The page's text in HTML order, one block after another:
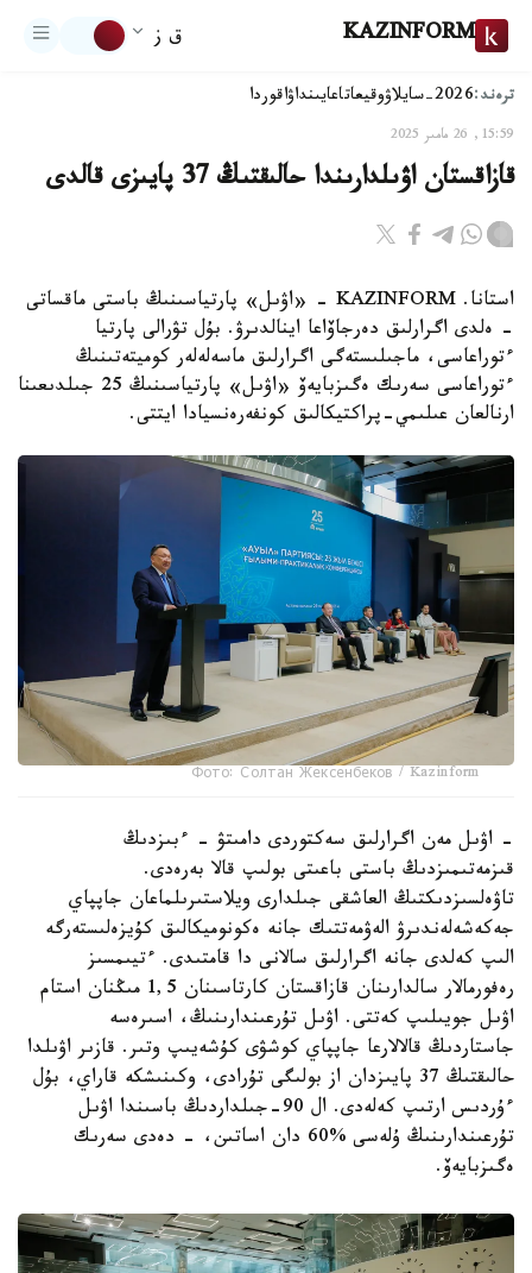
KAZINFORM ق ز
ترەند:2026-سايلاۋ وقيعاتاعايىنداۋاقوردا
15:59, 26 مامىر 2025
قازاقستان اۋىلدارىندا حالىقتىڭ 37 پايىزى قالدى
استانا. KAZINFORM - «اۋىل» پارتياسىنىڭ باستى ماقساتى
- ەلدى اگرارلىق دەرجاۆاعا اينالدىرۋ. بۇل تۋرالى پارتيا
ءتوراعاسى، ماجىلىستەگى اگرارلىق ماسەلەلەر كوميتەتىنىڭ
ءتوراعاسى سەرىك ەگىزبايەۆ «اۋىل» پارتياسىنىڭ 25 جىلدىعىنا
ارنالعان عىلىمي-پراكتيكالىق كونفەرەنسيادا ايتتى.
Фото: Солтан Жексенбеков / Kazinform
- اۋىل مەن اگرارلىق سەكتوردى دامىتۋ - ءبىزدىڭ
قىزمەتىمىزدىڭ باستى باعىتى بولىپ قالا بەرەدى.
تاۋەلسىزدىكتىڭ العاشقى جىلدارى ويلاستىرىلماعان جاپپاي
جەكەشەلەندىرۋ الەۋمەتتىك جانە ەكونوميكالىق كۇيزەلىستەرگە
الىپ كەلدى جانە اگرارلىق سالانى دا قامتىدى. ءتيىمسىز
رەفورمالار سالدارىنان قازاقستان كارتاسىنان 1,5 مىڭنان استام
اۋىل جويىلىپ كەتتى. اۋىل تۇرعىندارىنىڭ، اسىرەسە
جاستاردىڭ قالالارعا جاپپاي كوشۋى كۇشەيىپ وتىر. قازىر اۋىلدا
حالىقتىڭ 37 پايىزدان از بولىگى تۇرادى، وكىنىشكە قاراي، بۇل
ءۇردىس ارتىپ كەلەدى. ال 90-جىلداردىڭ باسىندا اۋىل
تۇرعىندارىنىڭ ۇلەسى %60 دان اساتىن، - دەدى سەرىك
ەگىزبايەۆ.